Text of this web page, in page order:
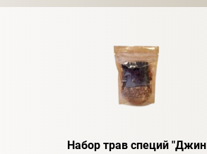
Набор трав специй "Джин